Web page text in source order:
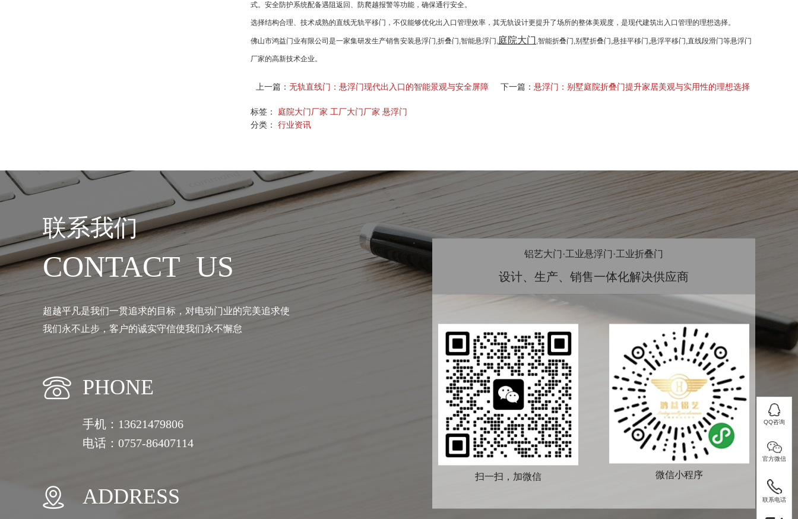
式。安全防护系统配备遇阻返回、防爬越报警等功能，确保通行安全。
选择结构合理、技术成熟的直线无轨平移门，不仅能够优化出入口管理效率，其无轨设计更提升了场所的整体美观度，是现代建筑出入口管理的理想选择。
佛山市鸿益门业有限公司是一家集研发生产销售安装悬浮门,折叠门,智能悬浮门,庭院大门 ,智能折叠门,别墅折叠门,悬挂平移门,悬浮平移门,直线段滑门等悬浮门
厂家的高新技术企业。
上一篇： 无轨直线门：悬浮门现代出入口的智能景观与安全屏障 下一篇： 悬浮门：别墅庭院折叠门提升家居美观与实用性的理想选择
标签： 庭院大门厂家 工厂大门厂家 悬浮门
分类： 行业资讯
联系我们
CONTACT US
超越平凡是我们一贯追求的目标，对电动门业的完美追求使
我们永不止步，客户的诚实守信使我们永不懈怠
PHONE
手机：13621479806
电话：0757-86407114
ADDRESS
铝艺大门·工业悬浮门·工业折叠门
设计、生产、销售一体化解决供应商
扫一扫，加微信 微信小程序
QQ咨询
QQ咨询
客服QQ
官方微信
官方微信
联系电话
座机：
0757-86407114